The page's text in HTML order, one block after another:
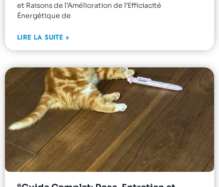
et Raisons de l’Amélioration de l’Efficiacité
Énergétique de
LIRE LA SUITE »